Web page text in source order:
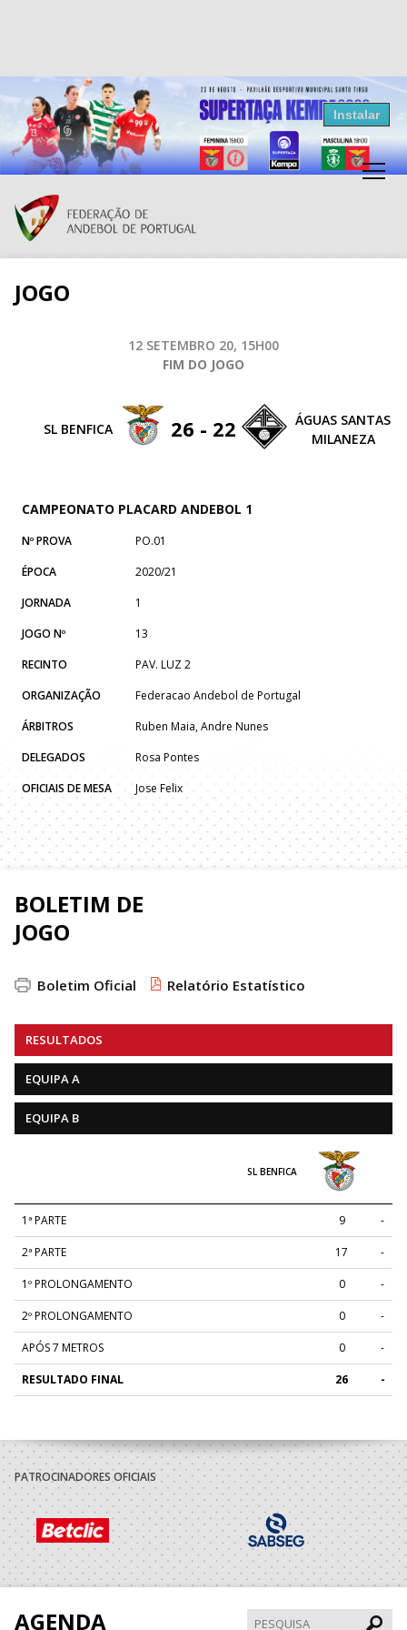
Resultados Andebol
Federação de Andebol de Portugal
Grátis - Disponivel na Play Store
Instalar
JOGO
12 SETEMBRO 20, 15H00
FIM DO JOGO
SL BENFICA 26 - 22
ÁGUAS SANTAS
MILANEZA
CAMPEONATO PLACARD ANDEBOL 1
Nº PROVA
PO.01
ÉPOCA
2020/21
JORNADA
1
JOGO Nº
13
RECINTO
PAV. LUZ 2
ORGANIZAÇÃO
Federacao Andebol de Portugal
ÁRBITROS
Ruben Maia, Andre Nunes
DELEGADOS
Rosa Pontes
OFICIAIS DE MESA
Jose Felix
BOLETIM DE
JOGO
Boletim Oficial Relatório Estatístico
RESULTADOS
EQUIPA A
EQUIPA B
SL BENFICA
1ª PARTE 9 -
2ª PARTE 17 -
1º PROLONGAMENTO 0 -
2º PROLONGAMENTO 0 -
APÓS 7 METROS 0 -
RESULTADO FINAL 26 -
PATROCINADORES OFICIAIS
AGENDA